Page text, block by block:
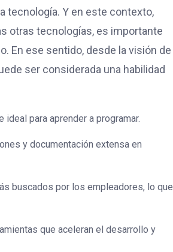
tecnología. Y en este contexto,
otras tecnologías, es importante
En ese sentido, desde la visión de
ser considerada una habilidad
para aprender a programar.
y documentación extensa en
buscados por los empleadores, lo que
que aceleran el desarrollo y